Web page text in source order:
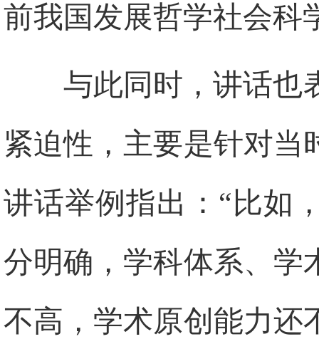
前我国发展哲学社会科
与此同时，讲话也
紧迫性，主要是针对当
讲话举例指出：“比如
分明确，学科体系、学
不高，学术原创能力还